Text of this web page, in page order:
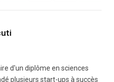
d'un diplôme en sciences
plusieurs start-ups à succès